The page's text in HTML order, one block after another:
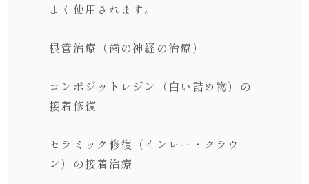
よく使用されます。
根管治療（歯の神経の治療）
コンポジットレジン（白い詰め物）の
接着修復
セラミック修復（インレー・クラウ
ン）の接着治療